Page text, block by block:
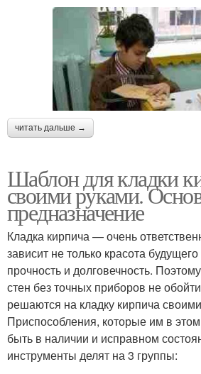
читать дальше →
Шаблон для кладки
своими руками.
предназначение
Кладка кирпича — очень
зависит не только красота
прочность и долговечность.
стен без точных приборов не
решаются на кладку кирпича
Приспособления, которые им в
быть в наличии и исправном
инструменты делят на 3 группы: